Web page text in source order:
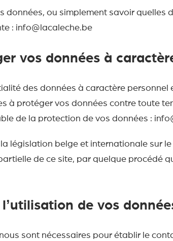
données, ou simplement savoir
: info@lacaleche.be
vos données à
des données à caractère
à protéger vos données contre toute
de la protection de vos données :
législation belge et internationale sur
de ce site, par quelque procédé
de vos
sont nécessaires pour établir le